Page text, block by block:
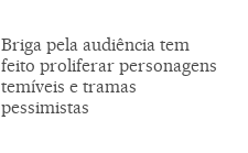
Briga pela audiência tem
feito proliferar personagens
temíveis e tramas
pessimistas